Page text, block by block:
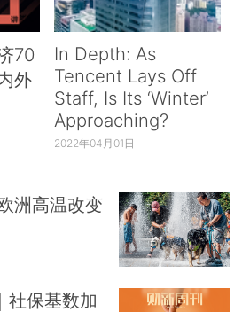
70
外
In Depth: As
Tencent Lays Off
Staff, Is Its ‘Winter’
Approaching?
2022年04月01日
洲高温改变
社保基数加